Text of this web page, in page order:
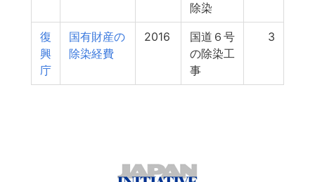
除染
復
興
庁
国有財産の
除染経費
2016
国道６号
の除染工
事
3